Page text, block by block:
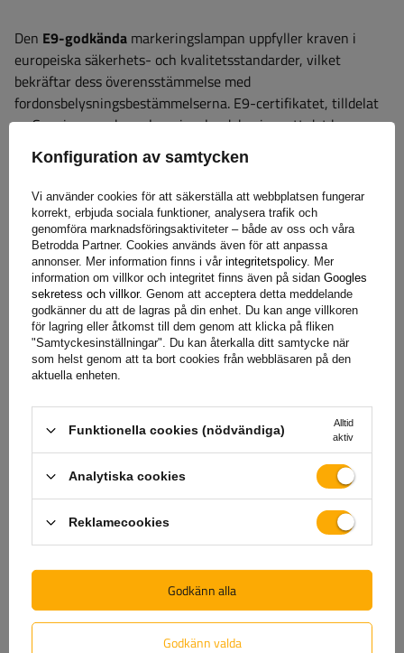
Den E9-godkända markeringslampan uppfyller kraven i
europeiska säkerhets- och kvalitetsstandarder, vilket
bekräftar dess överensstämmelse med
fordonsbelysningsbestämmelserna. E9-certifikatet, tilldelat
av Spanien som homologeringsland, bevisar att det har
klarat rigorösa tekniska tester, inklusive:
hållbarhet och säkerhet vid användning
godkännande är lampan godkänd för användning i
kommersiella fordon, släpvagnar och maskiner i hela
Europeiska Unionen, vilket garanterar tillförlitlighet under
olika driftsförhållanden.
Markeringslamporär en väsentlig del av utrustningen för
kommersiella fordon som släpvagnar, semitrailers, jordbruks-
och entreprenadmaskiner.Deras huvudsakligafunktion är
att förbättra fordonets synlighet
arbetsplatsen, vilketavsevärt ökar säkerheten för föraren
och andra trafikanter. Markeringslyktor spelar en
avgörande roll vid dåliga siktförhållanden som dimma, natt
eller kraftigt regn, vilket hjälper andra förare och operatörer
att bättre bedöma fordonets bredd och position. När det
gäller maskiner som arbetar på byggarbetsplatser eller i
jordbruksområden hjälper lämpliga ljusmarkeringar till att
högkvalitativa markeringsljus är inte bara en fråga om
efterlevnad av föreskrifter, utan också en investering i
utrustningens hållbarhet och tillförlitlighet under krävande
Konfiguration av samtycken
Vi använder cookies för att säkerställa att webbplatsen fungerar
korrekt, erbjuda sociala funktioner, analysera trafik och
genomföra marknadsföringsaktiviteter – både av oss och våra
Betrodda Partner. Cookies används även för att anpassa
annonser. Mer information finns i vår integritetspolicy. Mer
information om villkor och integritet finns även på sidan Googles
sekretess och villkor. Genom att acceptera detta meddelande
godkänner du att de lagras på din enhet. Du kan ange villkoren
för lagring eller åtkomst till dem genom att klicka på fliken
"Samtyckesinställningar". Du kan återkalla ditt samtycke när
som helst genom att ta bort cookies från webbläsaren på den
aktuella enheten.
Funktionella cookies (nödvändiga)
Alltid
aktiv
Analytiska cookies
Reklamecookies
Godkänn valda
Godkänn alla